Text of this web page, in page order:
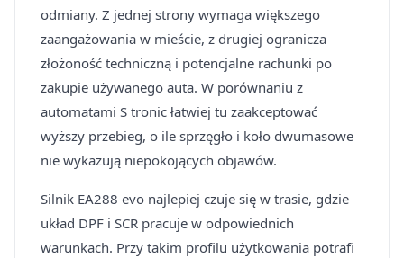
odmiany. Z jednej strony wymaga większego
zaangażowania w mieście, z drugiej ogranicza
złożoność techniczną i potencjalne rachunki po
zakupie używanego auta. W porównaniu z
automatami S tronic łatwiej tu zaakceptować
wyższy przebieg, o ile sprzęgło i koło dwumasowe
nie wykazują niepokojących objawów.
Silnik EA288 evo najlepiej czuje się w trasie, gdzie
układ DPF i SCR pracuje w odpowiednich
warunkach. Przy takim profilu użytkowania potrafi